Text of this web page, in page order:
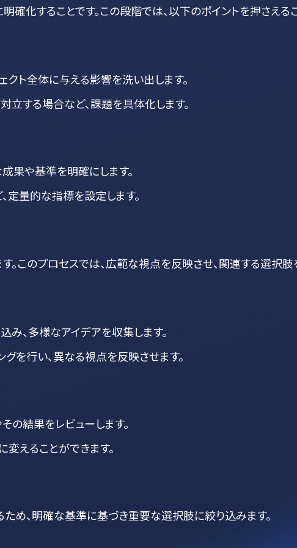
確化することです。この段階では、以下のポイントを押さえる
ト全体に与える影響を洗い出します。
する場合など、課題を具体化します。
果や基準を明確にします。
定量的な指標を設定します。
。このプロセスでは、広範な視点を反映させ、関連する選択肢
、多様なアイデアを収集します。
グを行い、異なる視点を反映させます。
の結果をレビューします。
えることができます。
め、明確な基準に基づき重要な選択肢に絞り込みます。